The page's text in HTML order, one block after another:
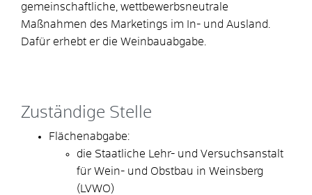
gemeinschaftliche, wettbewerbsneutrale
Maßnahmen des Marketings im In- und Ausland.
Dafür erhebt er die Weinbauabgabe.
Zuständige Stelle
Flächenabgabe:
die Staatliche Lehr- und Versuchsanstalt
für Wein- und Obstbau in Weinsberg
(LVWO)